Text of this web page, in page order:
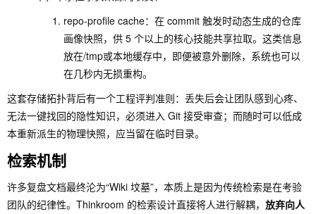
repo-profile cache：在 commit 触发时动态生成的仓库
画像快照，供 5 个以上的核心技能共享拉取。这类信息
放在/tmp或本地缓存中，即便被意外删除，系统也可以
在几秒内无损重构。
这套存储拓扑背后有一个工程评判准则：丢失后会让团队感到心疼、
无法一键找回的隐性知识，必须进入 Git 接受审查；而随时可以低成
本重新派生的物理快照，应当留在临时目录。
检索机制
许多复盘文档最终沦为“Wiki 坟墓”，本质上是因为传统检索是在考验
团队的纪律性。Thinkroom 的检索设计直接将人进行解耦， 放弃向人